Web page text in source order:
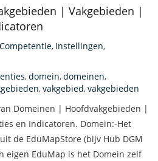
| Vakgebieden |
Competentie, Instellingen,
,domein,domeinen,
,vakgebied,vakgebieden
Domeinen | Hoofdvakgebieden |
en Indicatoren. Domein:-Het
de EduMapStore (bijv Hub DGM
eigen EduMap is het Domein zelf